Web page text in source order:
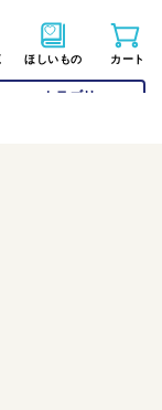
カテゴリー
ほしいもの カート